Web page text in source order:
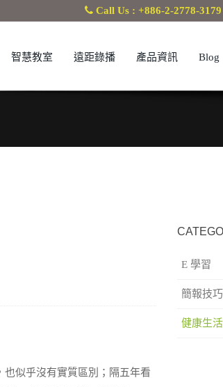
Call Us : +886-2-2778-3179
智慧教室 遠距錄播 產品資訊 Blog
似乎沒有實質區別；隔五年看
E 學習
簡報技巧
健康生活